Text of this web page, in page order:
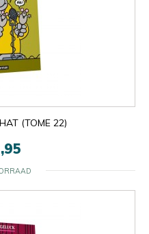
(TOME 22)

Oké